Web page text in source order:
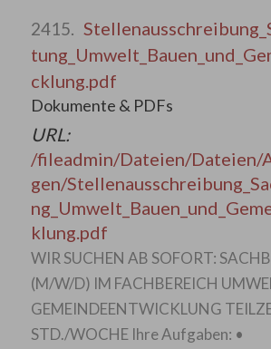
2415.
cklung.pdf
Dokumente & PDFs
URL:
/fileadmin/Dateien/Dateien/
gen/
klung.pdf
WIR SUCHEN AB SOFORT:
(M/W/D) IM FACHBEREICH
GEMEINDEENTWICKLUNG
STD./WOCHE Ihre Aufgaben: •